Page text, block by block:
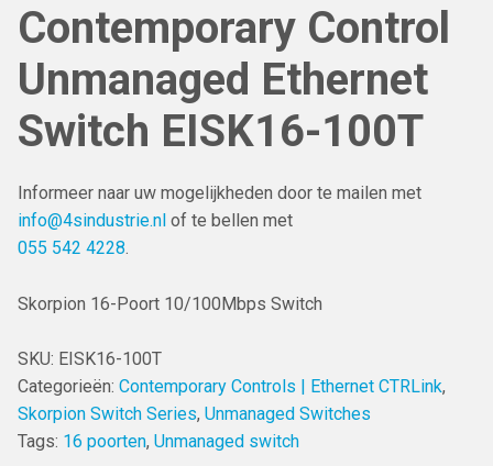
Contemporary Control
Unmanaged Ethernet
Switch EISK16-100T
Informeer naar uw mogelijkheden door te mailen met
info@4sindustrie.nl of te bellen met
055 542 4228.
Skorpion 16-Poort 10/100Mbps Switch
SKU: EISK16-100T
Categorieën: Contemporary Controls | Ethernet CTRLink,
Skorpion Switch Series, Unmanaged Switches
Tags: 16 poorten, Unmanaged switch